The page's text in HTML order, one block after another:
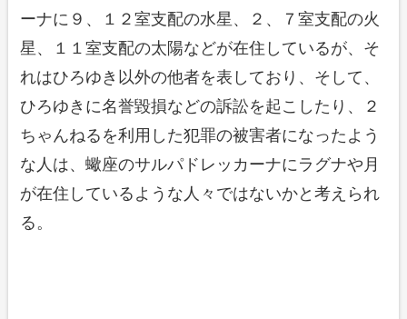
ーナに９、１２室支配の水星、２、７室支配の火
星、１１室支配の太陽などが在住しているが、そ
れはひろゆき以外の他者を表しており、そして、
ひろゆきに名誉毀損などの訴訟を起こしたり、２
ちゃんねるを利用した犯罪の被害者になったよう
な人は、蠍座のサルパドレッカーナにラグナや月
が在住しているような人々ではないかと考えられ
る。